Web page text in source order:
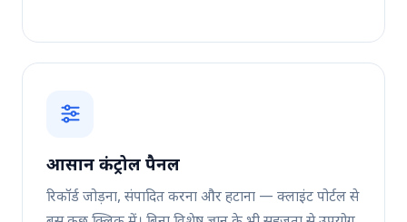
आसान कंट्रोल पैनल
रिकॉर्ड जोड़ना, संपादित करना और हटाना — क्लाइंट पोर्टल से